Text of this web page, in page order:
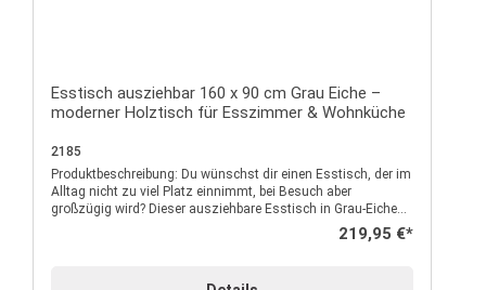
Esstisch ausziehbar 160 x 90 cm Grau Eiche –
moderner Holztisch für Esszimmer & Wohnküche
2185
Produktbeschreibung: Du wünschst dir einen Esstisch, der im
Alltag nicht zu viel Platz einnimmt, bei Besuch aber
großzügig wird? Dieser ausziehbare Esstisch in Grau-Eiche
ist dafür wie gemacht und wird schnell zum MittelpunktRegulärer Preis:
219,95 €*